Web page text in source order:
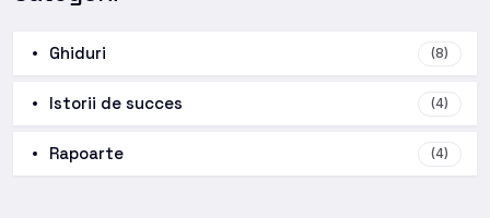
Ghiduri (8)
Istorii de succes (4)
Rapoarte (4)